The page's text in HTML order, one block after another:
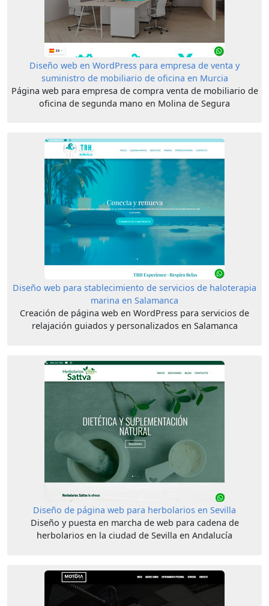
Diseño web en WordPress para empresa de venta y
suministro de mobiliario de oficina en Murcia
Página web para empresa de compra venta de mobiliario de
oficina de segunda mano en Molina de Segura
Diseño web para stablecimiento de servicios de haloterapia
marina en Salamanca
Creación de página web en WordPress para servicios de
relajación guiados y personalizados en Salamanca
Diseño de página web para herbolarios en Sevilla
Diseño y puesta en marcha de web para cadena de
herbolarios en la ciudad de Sevilla en Andalucía